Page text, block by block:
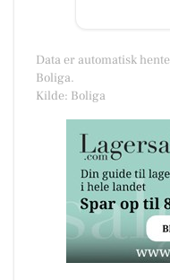
Data er automatisk
Boliga.
Kilde: Boliga